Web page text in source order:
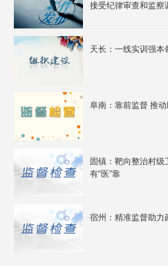
接受纪律审查和监察
天长：一线实训强本
阜南：靠前监督 推
固镇：靶向整治村级
有“医”靠
宿州：精准监督助力